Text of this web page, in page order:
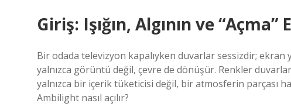
Giriş: Işığın, Algının ve “Açma”
Bir odada televizyon kapalıyken duvarlar sessizdir; ekran
yalnızca görüntü değil, çevre de dönüşür. Renkler
yalnızca bir içerik tüketicisi değil, bir atmosferin parçası
Ambilight nasıl açılır?